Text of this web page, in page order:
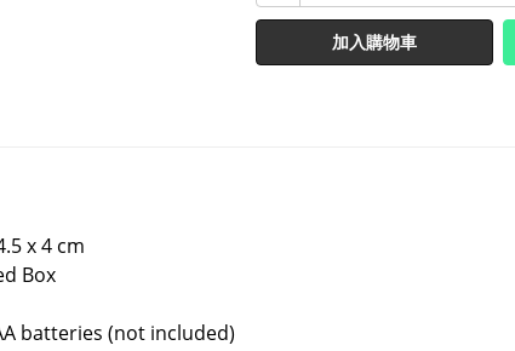
加入購物車
x 4 cm
Box
batteries (not included)